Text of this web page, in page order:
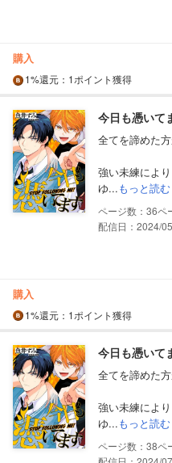
購入
1%還元 ：1ポイント獲得
今日も憑いて
全てを諦めた
強い未練によ
ゆ...もっと読む
36
配信日：2024/
購入
1%還元 ：1ポイント獲得
今日も憑いて
全てを諦めた
強い未練によ
ゆ...もっと読む
38